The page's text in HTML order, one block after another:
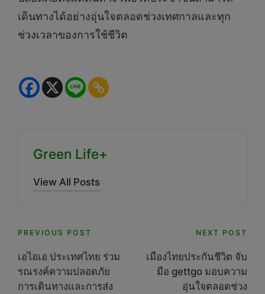
เดินทางได้อย่างอุ่นใจตลอดช่วงเทศกาลและทุก
ช่วงเวลาของการใช้ชีวิต
Green Life+
View All Posts
Post
navigation
PREVIOUS POST
เอไอเอ ประเทศไทย ร่วม
รณรงค์ความปลอดภัย
การเดินทางและการส่ง
NEXT POST
เมืองไทยประกันชีวิต จับ
มือ gettgo มอบความ
อุ่นใจตลอดช่วง